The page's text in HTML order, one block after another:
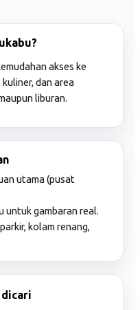
akses ke
dan area
liburan.
utama (pusat
untuk gambaran real.
kolam renang,
dicari